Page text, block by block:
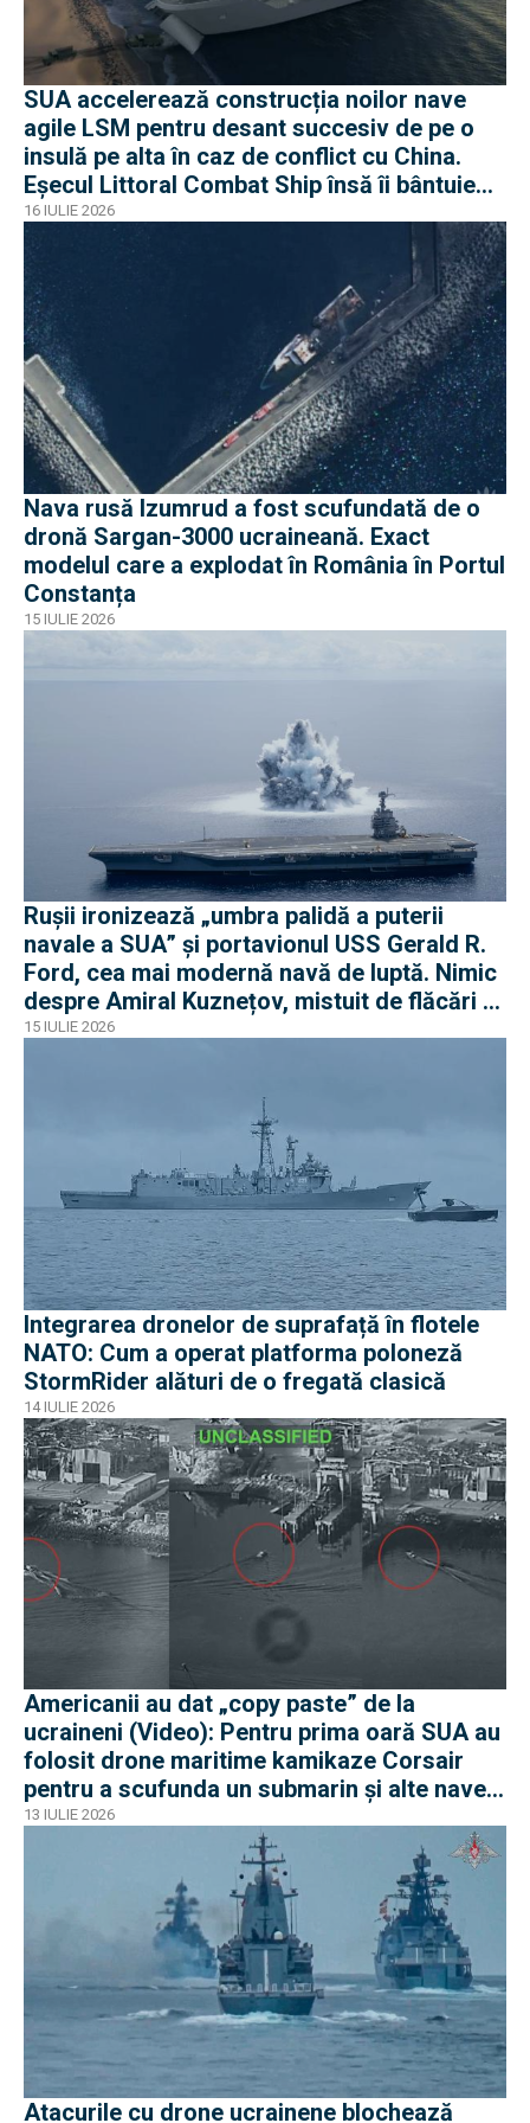
SUA accelerează construcția noilor nave
agile LSM pentru desant succesiv de pe o
insulă pe alta în caz de conflict cu China.
Eșecul Littoral Combat Ship însă îi bântuie
pe americani
16 IULIE 2026
Nava rusă Izumrud a fost scufundată de o
dronă Sargan-3000 ucraineană. Exact
modelul care a explodat în România în Portul
Constanța
15 IULIE 2026
Rușii ironizează „umbra palidă a puterii
navale a SUA” și portavionul USS Gerald R.
Ford, cea mai modernă navă de luptă. Nimic
despre Amiral Kuznețov, mistuit de flăcări și
ruginit la cheu
15 IULIE 2026
Integrarea dronelor de suprafață în flotele
NATO: Cum a operat platforma poloneză
StormRider alături de o fregată clasică
14 IULIE 2026
Americanii au dat „copy paste” de la
ucraineni (Video): Pentru prima oară SUA au
folosit drone maritime kamikaze Corsair
pentru a scufunda un submarin și alte nave
iraniene
13 IULIE 2026
Atacurile cu drone ucrainene blochează